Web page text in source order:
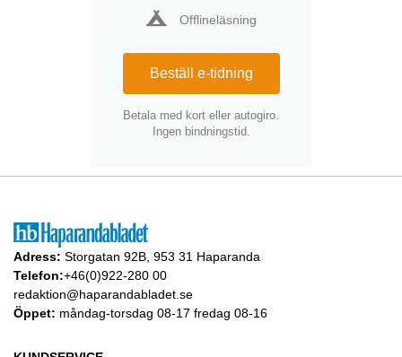
Offlineläsning
Beställ e-tidning
Betala med kort eller autogiro.
Ingen bindningstid.
Adress: Storgatan 92B, 953 31 Haparanda
Telefon:+46(0)922-280 00
redaktion@haparandabladet.se
Öppet: måndag-torsdag 08-17 fredag 08-16